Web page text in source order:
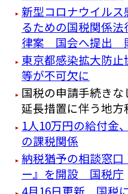
新型コロナウイル
るための国税関係
律案 国会へ提出
東京都感染拡大防
等が不可欠に
国税の申請手続き
延長措置に伴う地
1人10万円の給付金
の課税関係
納税猶予の相談窓
ー』を開設 国税庁
4月16日更新 国税